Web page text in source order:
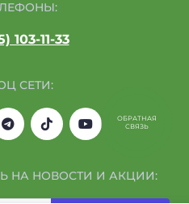
103-11-33
СЕТИ:
НА НОВОСТИ И АКЦИИ:
ОБРАТНАЯ
СВЯЗЬ